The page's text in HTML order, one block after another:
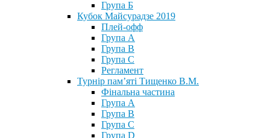
Група Б
Кубок Майсурадзе 2019
Плей-офф
Група А
Група В
Група С
Регламент
Турнір пам’яті Тищенко В.М.
Фінальна частина
Група А
Група В
Група С
Група D